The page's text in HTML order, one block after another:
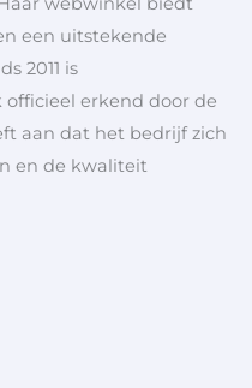
een uitstekende
2011 is
erkend door de
aan dat het bedrijf zich
en de kwaliteit